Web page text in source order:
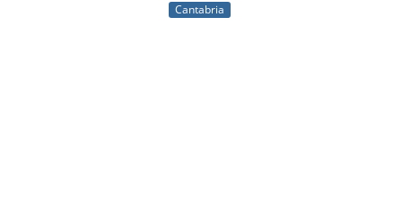
Cantabria